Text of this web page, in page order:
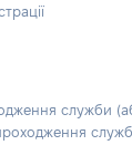
служби